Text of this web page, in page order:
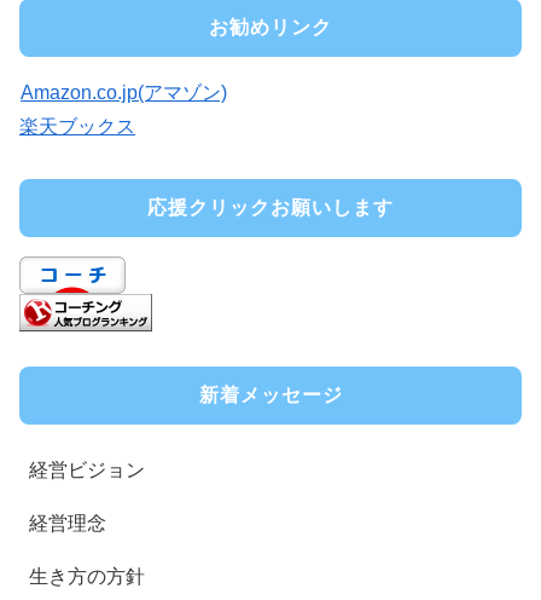
お勧めリンク
Amazon.co.jp(アマゾン)
楽天ブックス
応援クリックお願いします
新着メッセージ
経営ビジョン
経営理念
生き方の方針